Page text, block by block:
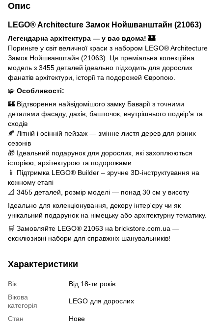
Опис
LEGO® Architecture Замок Нойшванштайн (21063)
Легендарна архітектура — у вас вдома! 🏰
Пориньте у світ величної краси з набором LEGO® Architecture
Замок Нойшванштайн (21063). Ця преміальна колекційна
модель з 3455 деталей ідеально підходить для дорослих
фанатів архітектури, історії та подорожей Європою.
🧩 Особливості:
🏰 Відтворення найвідомішого замку Баварії з точними
деталями фасаду, дахів, башточок, внутрішнього подвір’я та
сходів
🍂 Літній і осінній пейзаж — змінне листя дерев для різних
сезонів
🎁 Ідеальний подарунок для дорослих, які захоплюються
історією, архітектурою та подорожами
📱 Підтримка LEGO® Builder – зручне 3D-інструктування на
кожному етапі
📐 3455 деталей, розмір моделі — понад 30 см у висоту
Ідеально для колекціонування, декору інтер'єру чи як
унікальний подарунок на німецьку або архітектурну тематику.
🛒 Замовляйте LEGO® 21063 на brickstore.com.ua —
ексклюзивні набори для справжніх шанувальників!
Характеристики
Вік
Від 18-ти років
Вікова
категорія
LEGO для дорослих
Стан
Нове